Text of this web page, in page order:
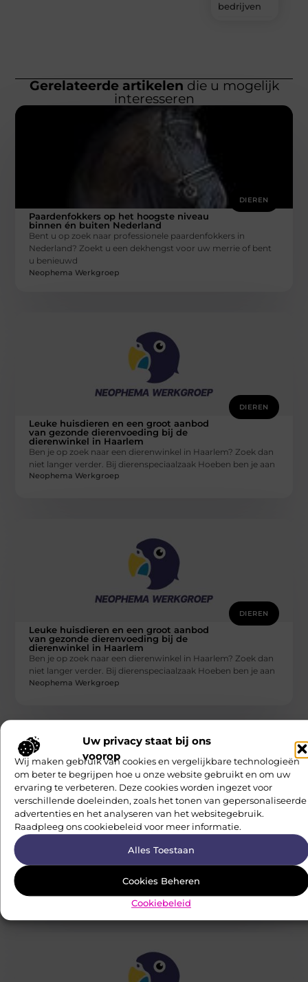
Uw privacy staat bij ons
voorop
Wij maken gebruik van cookies en vergelijkbare technologieën
om beter te begrijpen hoe u onze website gebruikt en om uw
ervaring te verbeteren. Deze cookies worden ingezet voor
verschillende doeleinden, zoals het tonen van gepersonaliseerde
advertenties en het analyseren van het websitegebruik.
Raadpleeg ons cookiebeleid voor meer informatie.
Alles Toestaan
Cookies Beheren
Cookiebeleid
bedrijven
Gerelateerde artikelen die u mogelijk
interesseren
DIEREN
Paardenfokkers op het hoogste niveau
binnen én buiten Nederland
Bent u op zoek naar professionele paardenfokkers in
Nederland? Zoekt u een dekhengst voor uw merrie of bent
u benieuwd
Neophema Werkgroep
DIEREN
Leuke huisdieren en een groot aanbod
van gezonde dierenvoeding bij de
dierenwinkel in Haarlem
Ben je op zoek naar een dierenwinkel in Haarlem? Zoek dan
niet langer verder. Bij dierenspeciaalzaak Hoeben ben je aan
Neophema Werkgroep
DIEREN
Leuke huisdieren en een groot aanbod
van gezonde dierenvoeding bij de
dierenwinkel in Haarlem
Ben je op zoek naar een dierenwinkel in Haarlem? Zoek dan
niet langer verder. Bij dierenspeciaalzaak Hoeben ben je aan
Neophema Werkgroep
Een grasmengsel verduurzaamt uw
veehouderij én vermindert uw vaste
Voor een veehouderij is het niet altijd even eenvoudig om
het hoofd boven water te houden. U heeft immers te